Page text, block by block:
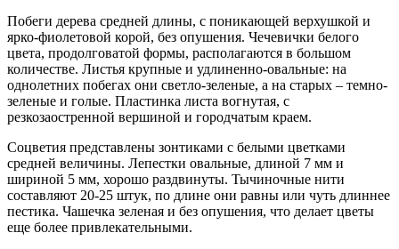
Побеги дерева средней длины, с поникающей верхушкой и
ярко-фиолетовой корой, без опушения. Чечевички белого
цвета, продолговатой формы, располагаются в большом
количестве. Листья крупные и удлиненно-овальные: на
однолетних побегах они светло-зеленые, а на старых – темно-
зеленые и голые. Пластинка листа вогнутая, с
резкозаостренной вершиной и городчатым краем.
Соцветия представлены зонтиками с белыми цветками
средней величины. Лепестки овальные, длиной 7 мм и
шириной 5 мм, хорошо раздвинуты. Тычиночные нити
составляют 20-25 штук, по длине они равны или чуть длиннее
пестика. Чашечка зеленая и без опушения, что делает цветы
еще более привлекательными.